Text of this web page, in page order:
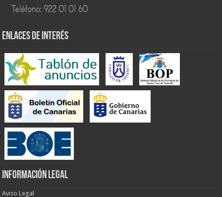
ENLACES DE INTERÉS
INFORMACIÓN LEGAL
Aviso Legal